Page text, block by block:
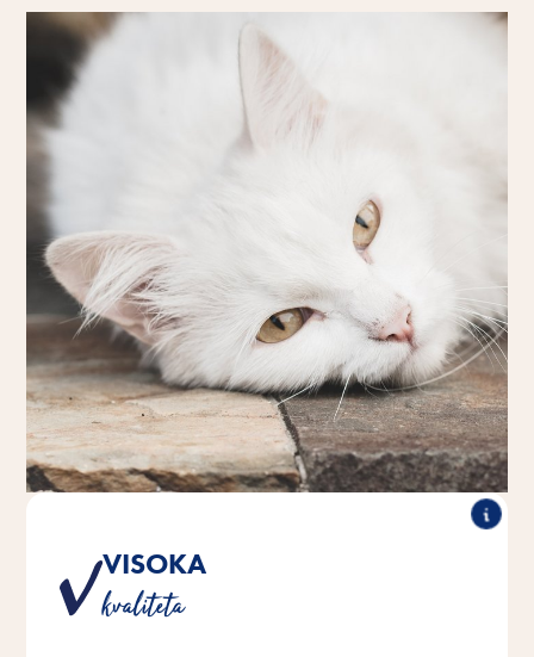
VISOKA
kvaliteta
Proizvod tvrtke Vitakraft naše je obećanje vama i vašoj
životinji da ćemo zadovoljiti najviše zahtjeve kvalitete.